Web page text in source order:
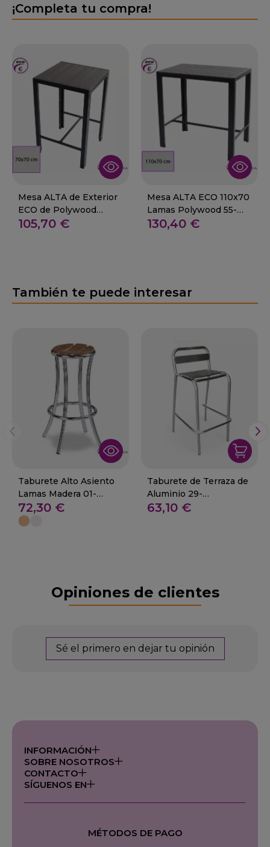
¡Completa tu compra!
Mesa ALTA de Exterior
ECO de Polywood
70x70 - JANA H
105,70 €
Mesa ALTA ECO 110x70
Lamas Polywood 55-
JANA
130,40 €
También te puede interesar
Taburete Alto Asiento
Lamas Madera 01-
Castropol
72,30 €
Taburete de Terraza de
Aluminio 29-
CAZALILLA
63,10 €
Opiniones de clientes
Sé el primero en dejar tu opinión
INFORMACIÓN
SOBRE NOSOTROS
CONTACTO
SÍGUENOS EN
MÉTODOS DE PAGO